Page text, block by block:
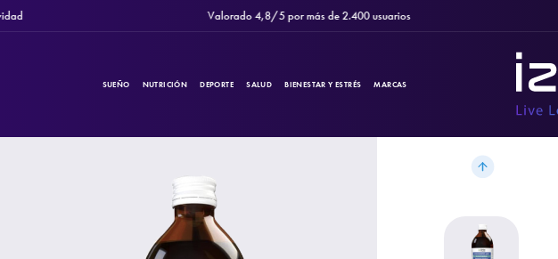
Valorado 4,8/5 por más de 2.400 usuarios
SUEÑO NUTRICIÓN DEPORTE SALUD BIENESTAR Y ESTRÉS MARCAS